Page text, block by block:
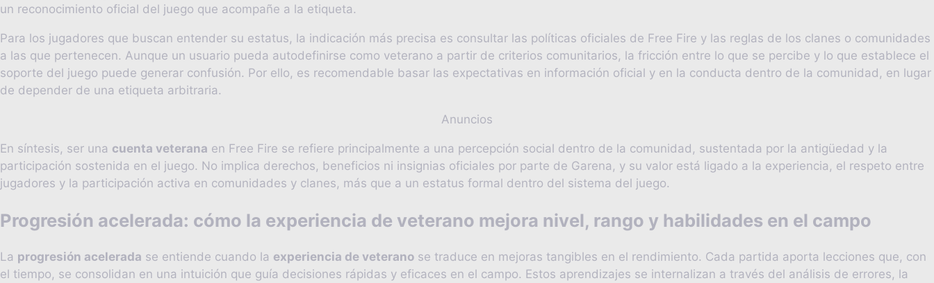
un reconocimiento oficial del juego que acompañe a la etiqueta.
Para los jugadores que buscan entender su estatus, la indicación más precisa es consultar las políticas oficiales de Free Fire y las reglas de los clanes o comunidades
a las que pertenecen. Aunque un usuario pueda autodefinirse como veterano a partir de criterios comunitarios, la fricción entre lo que se percibe y lo que establece el
soporte del juego puede generar confusión. Por ello, es recomendable basar las expectativas en información oficial y en la conducta dentro de la comunidad, en lugar
de depender de una etiqueta arbitraria.
Anuncios
En síntesis, ser una cuenta veterana en Free Fire se refiere principalmente a una percepción social dentro de la comunidad, sustentada por la antigüedad y la
participación sostenida en el juego. No implica derechos, beneficios ni insignias oficiales por parte de Garena, y su valor está ligado a la experiencia, el respeto entre
jugadores y la participación activa en comunidades y clanes, más que a un estatus formal dentro del sistema del juego.
Progresión acelerada: cómo la experiencia de veterano mejora nivel, rango y habilidades en el campo
La progresión acelerada se entiende cuando la experiencia de veterano se traduce en mejoras tangibles en el rendimiento. Cada partida aporta lecciones que, con
el tiempo, se consolidan en una intuición que guía decisiones rápidas y eficaces en el campo. Estos aprendizajes se internalizan a través del análisis de errores, la